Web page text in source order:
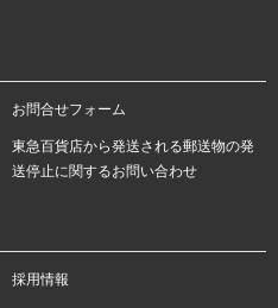
お問合せフォーム
東急百貨店から発送される郵送物の発
送停止に関するお問い合わせ
採用情報